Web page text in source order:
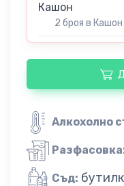
Кашон
2 броя в Кашон
Алкохолно
Съд: